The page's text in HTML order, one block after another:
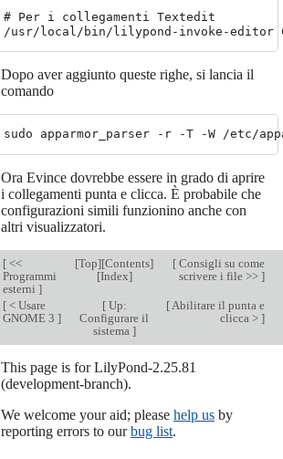
# Per i collegamenti Textedit
Dopo aver aggiunto queste righe, si lancia il
comando
Ora Evince dovrebbe essere in grado di aprire
i collegamenti punta e clicca. È probabile che
configurazioni simili funzionino anche con
altri visualizzatori.
[<<
Programmi
esterni ]
[Top][Contents]
[Index]
[Consigli su come
scrivere i file >> ]
[< Usare
GNOME 3 ]
[Up:
Configurare il
sistema ]
[Abilitare il punta e
clicca > ]
This page is for LilyPond-2.25.81
(development-branch).
We welcome your aid; please help usby
reporting errors to ourbug list.